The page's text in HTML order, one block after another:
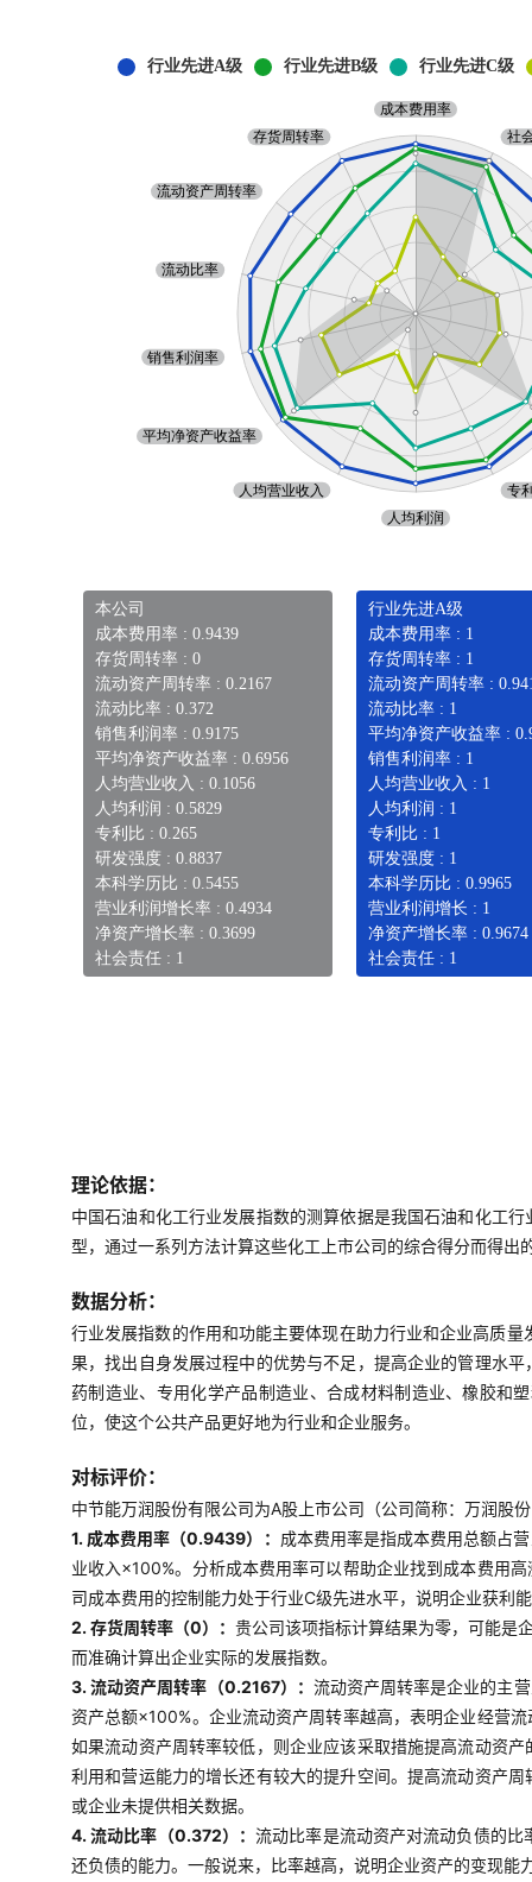
本公司
成本费用率 : 0.9439
存货周转率 : 0
流动资产周转率 : 0.2167
流动比率 : 0.372
销售利润率 : 0.9175
平均净资产收益率 : 0.6956
人均营业收入 : 0.1056
人均利润 : 0.5829
专利比 : 0.265
研发强度 : 0.8837
本科学历比 : 0.5455
营业利润增长率 : 0.4934
净资产增长率 : 0.3699
社会责任 : 1
行业先进A级
成本费用率 : 1
存货周转率 : 1
流动资产周转率 :
流动比率 : 1
平均净资产收益率 :
销售利润率 : 1
人均营业收入 : 1
人均利润 : 1
专利比 : 1
研发强度 : 1
本科学历比 : 0.9965
营业利润增长 : 1
净资产增长率 : 0.9674
社会责任 : 1
理论依据：
中国石油和化工行业发展指数的测算依据是我国石油和化工
型，通过一系列方法计算这些化工上市公司的综合得分而得
数据分析：
行业发展指数的作用和功能主要体现在助力行业和企业高质
果，找出自身发展过程中的优势与不足，提高企业的管理水
药制造业、专用化学产品制造业、合成材料制造业、橡胶和
位，使这个公共产品更好地为行业和企业服务。
对标评价：
中节能万润股份有限公司为A股上市公司（公司简称：万润
1. 成本费用率（0.9439）： 成本费用率是指成本费用总额占
业收入×100%。分析成本费用率可以帮助企业找到成本费用
司成本费用的控制能力处于行业C级先进水平，说明企业获利
2. 存货周转率（0）： 贵公司该项指标计算结果为零，可能是
而准确计算出企业实际的发展指数。
3. 流动资产周转率（0.2167）： 流动资产周转率是企业的主
资产总额×100%。企业流动资产周转率越高，表明企业经营
如果流动资产周转率较低，则企业应该采取措施提高流动资
利用和营运能力的增长还有较大的提升空间。提高流动资产
或企业未提供相关数据。
4. 流动比率（0.372）：流动比率是流动资产对流动负债的
还负债的能力。一般说来，比率越高，说明企业资产的变现